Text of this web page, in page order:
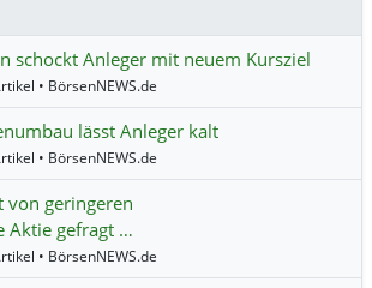
schockt Anleger mit neuem Kursziel
• BörsenNEWS.de
lässt Anleger kalt
• BörsenNEWS.de
von geringeren
Aktie gefragt …
• BörsenNEWS.de